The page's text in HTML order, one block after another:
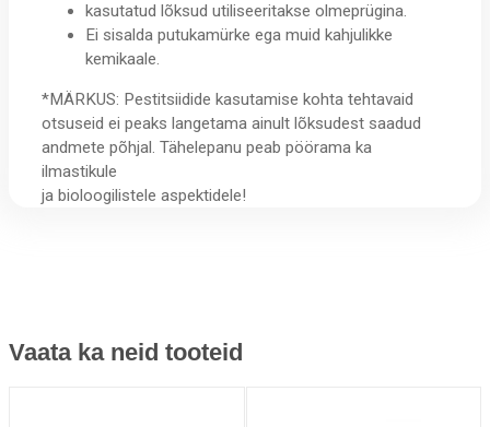
kasutatud lõksud utiliseeritakse olmeprügina.
Ei sisalda putukamürke ega muid kahjulikke
kemikaale.
*MÄRKUS: Pestitsiidide kasutamise kohta tehtavaid
otsuseid ei peaks langetama ainult lõksudest saadud
andmete põhjal. Tähelepanu peab pöörama ka
ilmastikule
ja bioloogilistele aspektidele!
Vaata ka neid tooteid